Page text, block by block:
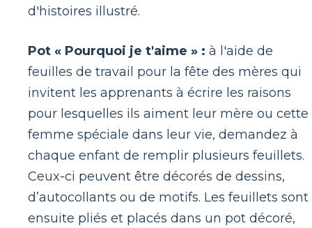
d'histoires illustré.
Pot « Pourquoi je t'aime » : à l'aide de
feuilles de travail pour la fête des mères qui
invitent les apprenants à écrire les raisons
pour lesquelles ils aiment leur mère ou cette
femme spéciale dans leur vie, demandez à
chaque enfant de remplir plusieurs feuillets.
Ceux-ci peuvent être décorés de dessins,
d’autocollants ou de motifs. Les feuillets sont
ensuite pliés et placés dans un pot décoré,